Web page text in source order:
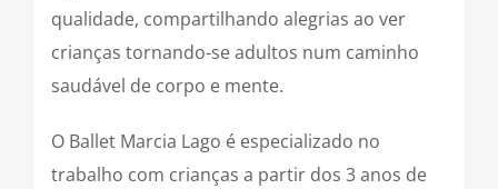
qualidade, compartilhando alegrias ao ver
crianças tornando-se adultos num caminho
saudável de corpo e mente.
O Ballet Marcia Lago é especializado no
trabalho com crianças a partir dos 3 anos de